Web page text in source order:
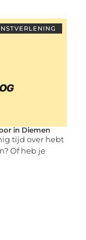
in Diemen
tijd over hebt
Of heb je